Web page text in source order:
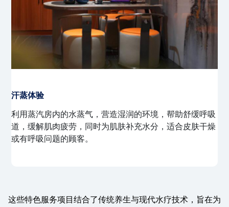
精油香薰桑拿
结合天然精油的香气与传统桑拿，通过蒸汽释放精油的芬
芳，舒缓身心，缓解压力，提升睡眠质量。
这些特色服务项目结合了传统养生与现代水疗技术，旨在为